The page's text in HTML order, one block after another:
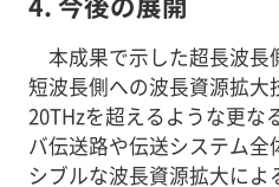
本成果で示した超長波長
短波長側への波長資源拡大
20THzを超えるような更な
バ伝送路や伝送システム全
シブルな波長資源拡大に